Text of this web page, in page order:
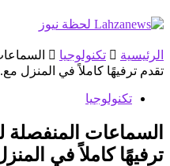
الرئيسية تكنولوجيا
تقدم ترفيهًا كاملاً في المنزل
تكنولوجيا
ترفيهًا كاملاً في